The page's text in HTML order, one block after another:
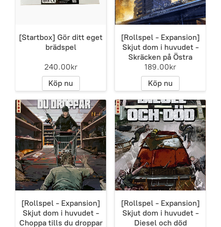
[Startbox] Gör ditt eget
brädspel
240.00kr
Köp nu
[Rollspel - Expansion]
Skjut dom i huvudet -
Skräcken på Östra
189.00kr
Köp nu
[Rollspel - Expansion]
Skjut dom i huvudet -
Choppa tills du droppar
[Rollspel - Expansion]
Skjut dom i huvudet -
Diesel och död